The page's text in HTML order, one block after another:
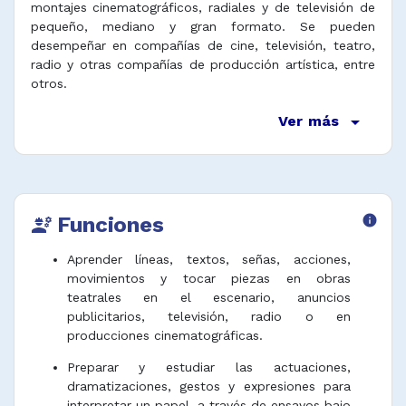
montajes cinematográficos, radiales y de televisión de
pequeño, mediano y gran formato. Se pueden
desempeñar en compañías de cine, televisión, teatro,
radio y otras compañías de producción artística, entre
otros.
Ver más arrow_drop_down
engineering Funciones info
Aprender líneas, textos, señas, acciones,
movimientos y tocar piezas en obras
teatrales en el escenario, anuncios
publicitarios, televisión, radio o en
producciones cinematográficas.
Preparar y estudiar las actuaciones,
dramatizaciones, gestos y expresiones para